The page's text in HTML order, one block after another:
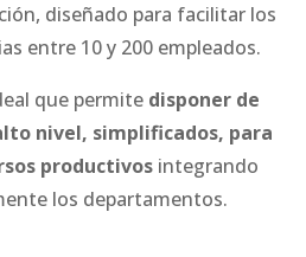
diseñado para facilitar los
entre 10 y 200 empleados.
que permite disponer de
nivel, simplificados, para
productivosintegrando
los departamentos.